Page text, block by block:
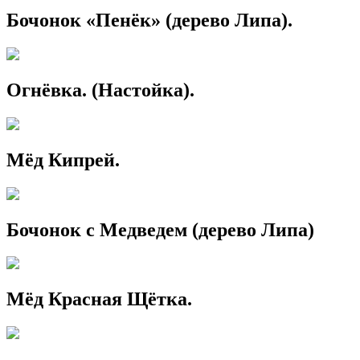
Бочонок «Пенёк» (дерево Липа).
Огнёвка. (Настойка).
Мёд Кипрей.
Бочонок с Медведем (дерево Липа)
Мёд Красная Щётка.